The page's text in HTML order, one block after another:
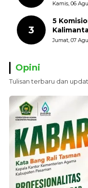
HUT ke-
Bendera
Kamis, 06
3
5
Jumat, 07
Opini
Tulisan terbaru dan